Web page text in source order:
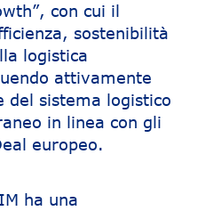
con cui il
sostenibilità
logistica
attivamente
del sistema logistico
in linea con gli
europeo.
ha una